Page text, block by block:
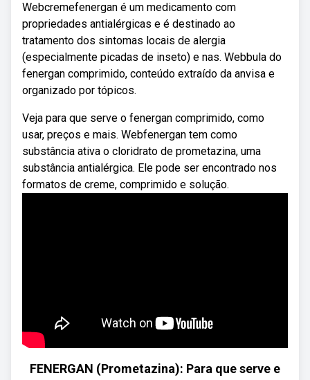
Webcremefenergan é um medicamento com
propriedades antialérgicas e é destinado ao
tratamento dos sintomas locais de alergia
(especialmente picadas de inseto) e nas. Webbula do
fenergan comprimido, conteúdo extraído da anvisa e
organizado por tópicos.
Veja para que serve o fenergan comprimido, como
usar, preços e mais. Webfenergan tem como
substância ativa o cloridrato de prometazina, uma
substância antialérgica. Ele pode ser encontrado nos
formatos de creme, comprimido e solução.
FENERGAN (Prometazina): Para que serve e